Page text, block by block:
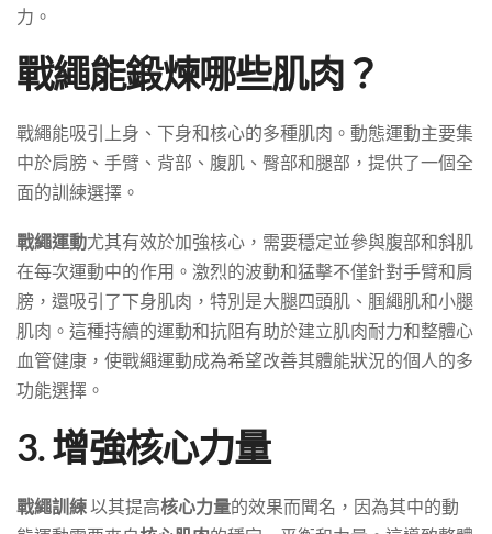
力。
戰繩能鍛煉哪些肌肉？
戰繩能吸引上身、下身和核心的多種肌肉。動態運動主要集
中於肩膀、手臂、背部、腹肌、臀部和腿部，提供了一個全
面的訓練選擇。
戰繩運動尤其有效於加強核心，需要穩定並參與腹部和斜肌
在每次運動中的作用。激烈的波動和猛擊不僅針對手臂和肩
膀，還吸引了下身肌肉，特別是大腿四頭肌、腘繩肌和小腿
肌肉。這種持續的運動和抗阻有助於建立肌肉耐力和整體心
血管健康，使戰繩運動成為希望改善其體能狀況的個人的多
功能選擇。
3. 增強核心力量
戰繩訓練以其提高核心力量的效果而聞名，因為其中的動